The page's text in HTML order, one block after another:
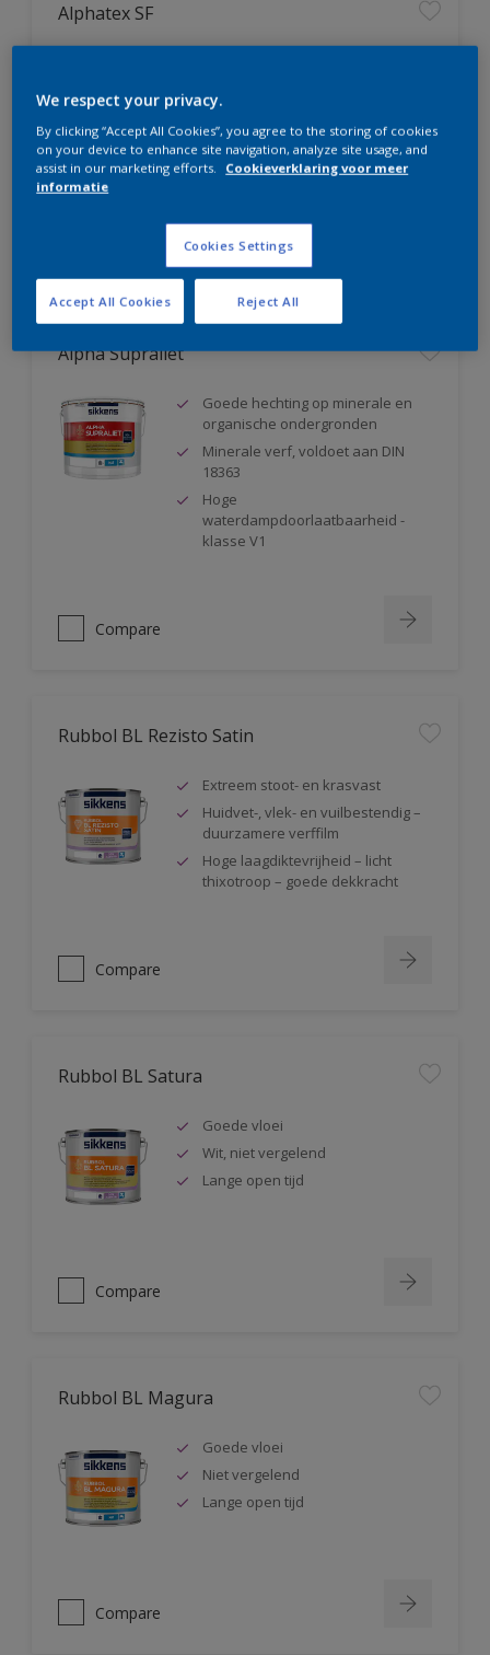
Alphatex SF
Hoge dekkracht. Klasse 1 volgens
DIN EN 13300
Natte schrobvastheid klasse 1
Alpha Supraliet
Goede hechting op minerale en
organische ondergronden
Minerale verf, voldoet aan DIN
18363
Hoge
waterdampdoorlaatbaarheid -
klasse V1
Compare
Rubbol BL Rezisto Satin
Extreem stoot- en krasvast
Huidvet-, vlek- en vuilbestendig –
duurzamere verffilm
Hoge laagdiktevrijheid – licht
thixotroop – goede dekkracht
Compare
Rubbol BL Satura
Goede vloei
Wit, niet vergelend
Lange open tijd
Compare
Rubbol BL Magura
Goede vloei
Niet vergelend
Lange open tijd
Compare
We respect your privacy.
By clicking “Accept All Cookies”, you agree to the storing of cookies
on your device to enhance site navigation, analyze site usage, and
assist in our marketing efforts.
Cookieverklaring voor meer
informatie
Cookies Settings
Reject All
Accept All Cookies